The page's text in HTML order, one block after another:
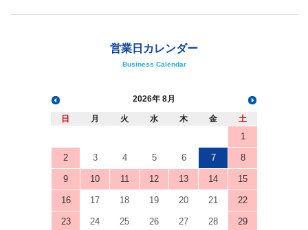
営業日カレンダー
Business Calendar
2026 8月
日 月 火 水 木 金 土
1
2 3 4 5 6 7 8
9 10 11 12 13 14 15
16 17 18 19 20 21 22
23 24 25 26 27 28 29